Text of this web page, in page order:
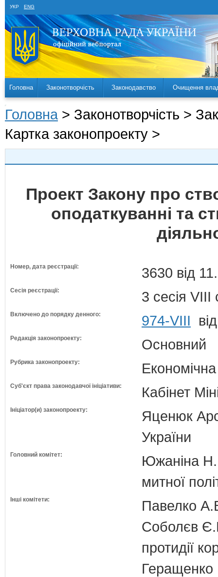
УКР ENG
Головна Законотворчість Законодавство Очищення
Головна > Законотворчість >
Картка законопроекту >
Проект Закону про
оподаткуванні та
Номер, дата реєстрації: 3630 від
Сесія реєстрації: 3 сесія VIII
Включено до порядку денного: 974-VIII
Редакція законопроекту: Основний
Рубрика законопроекту:
Суб'єкт права законодавчої ініціативи: Кабінет
Ініціатор(и) законопроекту:
Яценюк
України
Головний комітет:
Южаніна
митної
Інші комітети:
Павелко
Соболєв
протидії
Геращенко